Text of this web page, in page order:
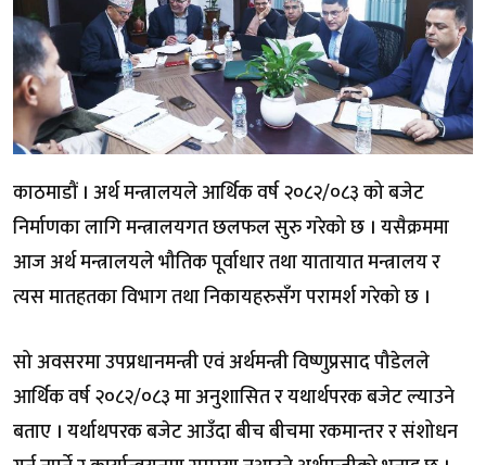
काठमाडौं । अर्थ मन्त्रालयले आर्थिक वर्ष २०८२/०८३ को बजेट
निर्माणका लागि मन्त्रालयगत छलफल सुरु गरेको छ । यसैक्रममा
आज अर्थ मन्त्रालयले भौतिक पूर्वाधार तथा यातायात मन्त्रालय र
त्यस मातहतका विभाग तथा निकायहरुसँग परामर्श गरेको छ ।
सो अवसरमा उपप्रधानमन्त्री एवं अर्थमन्त्री विष्णुप्रसाद पौडेलले
आर्थिक वर्ष २०८२/०८३ मा अनुशासित र यथार्थपरक बजेट ल्याउने
बताए । यर्थाथपरक बजेट आउँदा बीच बीचमा रकमान्तर र संशोधन